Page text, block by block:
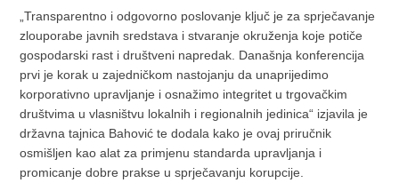
„Transparentno i odgovorno poslovanje ključ je za sprječavanje
zlouporabe javnih sredstava i stvaranje okruženja koje potiče
gospodarski rast i društveni napredak. Današnja konferencija
prvi je korak u zajedničkom nastojanju da unaprijedimo
korporativno upravljanje i osnažimo integritet u trgovačkim
društvima u vlasništvu lokalnih i regionalnih jedinica“ izjavila je
državna tajnica Bahović te dodala kako je ovaj priručnik
osmišljen kao alat za primjenu standarda upravljanja i
promicanje dobre prakse u sprječavanju korupcije.